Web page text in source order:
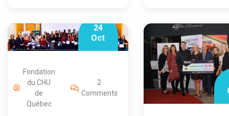
24
Oct
Fondation
du CHU
de
Québec
2
Comments